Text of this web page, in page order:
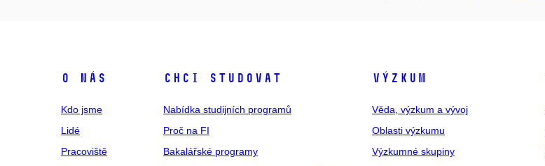
O NÁS
Kdo jsme
Lidé
Pracoviště
CHCI STUDOVAT
Nabídka studijních programů
Proč na FI
Bakalářské programy
VÝZKUM
Věda, výzkum a vývoj
Oblasti výzkumu
Výzkumné skupiny